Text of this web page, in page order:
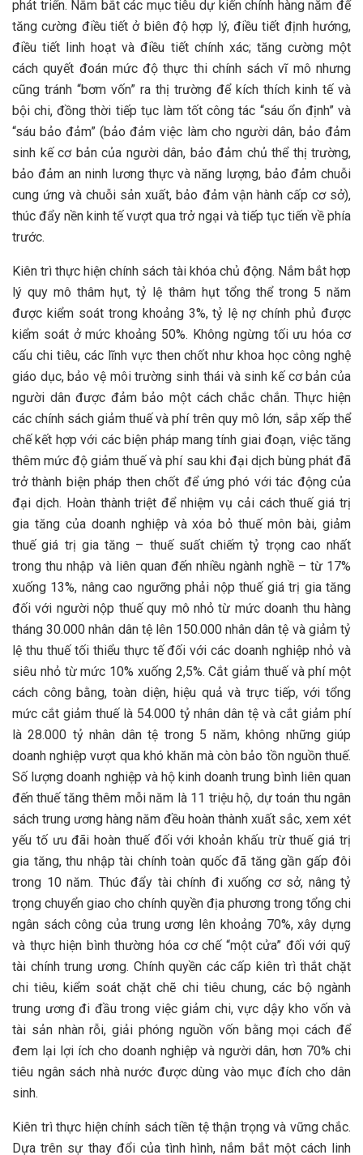
phát triển. Nắm bắt các mục tiêu dự kiến chính hàng năm để
tăng cường điều tiết ở biên độ hợp lý, điều tiết định hướng,
điều tiết linh hoạt và điều tiết chính xác; tăng cường một
cách quyết đoán mức độ thực thi chính sách vĩ mô nhưng
cũng tránh “bơm vốn” ra thị trường để kích thích kinh tế và
bội chi, đồng thời tiếp tục làm tốt công tác “sáu ổn định” và
“sáu bảo đảm” (bảo đảm việc làm cho người dân, bảo đảm
sinh kế cơ bản của người dân, bảo đảm chủ thể thị trường,
bảo đảm an ninh lương thực và năng lượng, bảo đảm chuỗi
cung ứng và chuỗi sản xuất, bảo đảm vận hành cấp cơ sở),
thúc đẩy nền kinh tế vượt qua trở ngại và tiếp tục tiến về phía
trước.
Kiên trì thực hiện chính sách tài khóa chủ động. Nắm bắt hợp
lý quy mô thâm hụt, tỷ lệ thâm hụt tổng thể trong 5 năm
được kiểm soát trong khoảng 3%, tỷ lệ nợ chính phủ được
kiểm soát ở mức khoảng 50%. Không ngừng tối ưu hóa cơ
cấu chi tiêu, các lĩnh vực then chốt như khoa học công nghệ
giáo dục, bảo vệ môi trường sinh thái và sinh kế cơ bản của
người dân được đảm bảo một cách chắc chắn. Thực hiện
các chính sách giảm thuế và phí trên quy mô lớn, sắp xếp thể
chế kết hợp với các biện pháp mang tính giai đoạn, việc tăng
thêm mức độ giảm thuế và phí sau khi đại dịch bùng phát đã
trở thành biện pháp then chốt để ứng phó với tác động của
đại dịch. Hoàn thành triệt để nhiệm vụ cải cách thuế giá trị
gia tăng của doanh nghiệp và xóa bỏ thuế môn bài, giảm
thuế giá trị gia tăng – thuế suất chiếm tỷ trọng cao nhất
trong thu nhập và liên quan đến nhiều ngành nghề – từ 17%
xuống 13%, nâng cao ngưỡng phải nộp thuế giá trị gia tăng
đối với người nộp thuế quy mô nhỏ từ mức doanh thu hàng
tháng 30.000 nhân dân tệ lên 150.000 nhân dân tệ và giảm tỷ
lệ thu thuế tối thiểu thực tế đối với các doanh nghiệp nhỏ và
siêu nhỏ từ mức 10% xuống 2,5%. Cắt giảm thuế và phí một
cách công bằng, toàn diện, hiệu quả và trực tiếp, với tổng
mức cắt giảm thuế là 54.000 tỷ nhân dân tệ và cắt giảm phí
là 28.000 tỷ nhân dân tệ trong 5 năm, không những giúp
doanh nghiệp vượt qua khó khăn mà còn bảo tồn nguồn thuế.
Số lượng doanh nghiệp và hộ kinh doanh trung bình liên quan
đến thuế tăng thêm mỗi năm là 11 triệu hộ, dự toán thu ngân
sách trung ương hàng năm đều hoàn thành xuất sắc, xem xét
yếu tố ưu đãi hoàn thuế đối với khoản khấu trừ thuế giá trị
gia tăng, thu nhập tài chính toàn quốc đã tăng gần gấp đôi
trong 10 năm. Thúc đẩy tài chính đi xuống cơ sở, nâng tỷ
trọng chuyển giao cho chính quyền địa phương trong tổng chi
ngân sách công của trung ương lên khoảng 70%, xây dựng
và thực hiện bình thường hóa cơ chế “một cửa” đối với quỹ
tài chính trung ương. Chính quyền các cấp kiên trì thắt chặt
chi tiêu, kiểm soát chặt chẽ chi tiêu chung, các bộ ngành
trung ương đi đầu trong việc giảm chi, vực dậy kho vốn và
tài sản nhàn rỗi, giải phóng nguồn vốn bằng mọi cách để
đem lại lợi ích cho doanh nghiệp và người dân, hơn 70% chi
tiêu ngân sách nhà nước được dùng vào mục đích cho dân
sinh.
Kiên trì thực hiện chính sách tiền tệ thận trọng và vững chắc.
Dựa trên sự thay đổi của tình hình, nắm bắt một cách linh